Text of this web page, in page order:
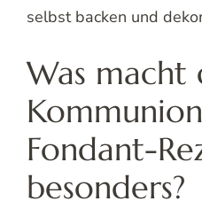
selbst backen und
Was macht
Fondant-
besonders?